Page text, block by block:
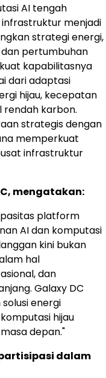
AI tengah
menjadi
strategi energi,
pertumbuhan
kapabilitasnya
dari adaptasi
hijau, kecepatan
rendah karbon.
strategis dengan
memperkuat
infrastruktur
mengatakan:
platform
AI dan komputasi
kini bukan
hal
dan
Galaxy DC
energi
hijau
depan."
dalam